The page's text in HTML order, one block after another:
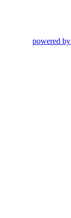
powered